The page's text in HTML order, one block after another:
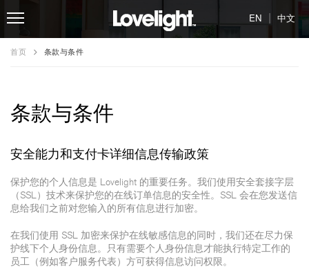
EN | 中文
首页 条款与条件
条款与条件
安全能力和支付卡详细信息传输政策
保护您的个人信息是 Lovelight 的重要任务。我们使用安全套接字层
（SSL）技术来保护您的在线订单信息的安全性。SSL 会在您发送信
息给我们之前对您输入的所有信息进行加密。
在我们使用 SSL 加密来保护在线敏感信息的同时，我们还在尽力保
护线下个人身份信息。只有需要个人身份信息才能执行特定工作的
员工（例如客户服务代表）方可获得信息访问权限。